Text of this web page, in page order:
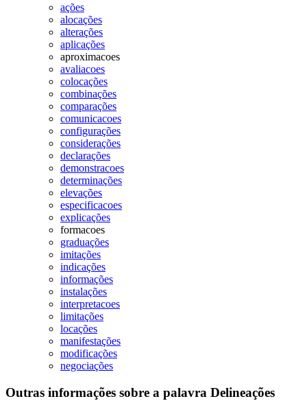
ações
alocações
alterações
aplicações
aproximacoes
avaliacoes
colocações
combinações
comparações
comunicacoes
configurações
considerações
declarações
demonstracoes
determinações
elevações
especificacoes
explicações
formacoes
graduações
imitações
indicações
informações
instalações
interpretacoes
limitações
locações
manifestações
modificações
negociações
Outras informações sobre a palavra Delineações